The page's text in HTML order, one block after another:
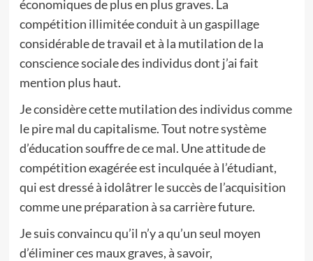
économiques de plus en plus graves. La
compétition illimitée conduit à un gaspillage
considérable de travail et à la mutilation de la
conscience sociale des individus dont j’ai fait
mention plus haut.
Je considère cette mutilation des individus comme
le pire mal du capitalisme. Tout notre système
d’éducation souffre de ce mal. Une attitude de
compétition exagérée est inculquée à l’étudiant,
qui est dressé à idolâtrer le succès de l’acquisition
comme une préparation à sa carrière future.
Je suis convaincu qu’il n’y a qu’un seul moyen
d’éliminer ces maux graves, à savoir,